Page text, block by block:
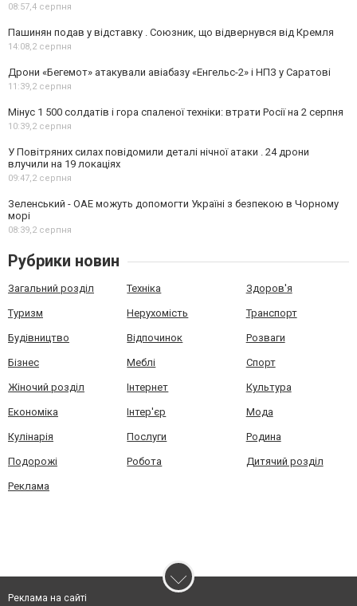
08:57,4 серпня
Пашинян подав у відставку . Союзник, що відвернувся від Кремля
14:08,2 серпня
Дрони «Бегемот» атакували авіабазу «Енгельс-2» і НПЗ у Саратові
11:39,2 серпня
Мінус 1 500 солдатів і гора спаленої техніки: втрати Росії на 2 серпня
10:39,2 серпня
У Повітряних силах повідомили деталі нічної атаки . 24 дрони
влучили на 19 локаціях
09:47,2 серпня
Зеленський - ОАЕ можуть допомогти Україні з безпекою в Чорному
морі
08:39,2 серпня
Рубрики новин
Загальний розділ Техніка Здоров'я
Туризм Нерухомість Транспорт
Будівництво Відпочинок Розваги
Бізнес Меблі Спорт
Жіночий розділ Інтернет Культура
Економіка Інтер'єр Мода
Кулінарія Послуги Родина
Подорожі Робота Дитячий розділ
Реклама
Реклама на сайті